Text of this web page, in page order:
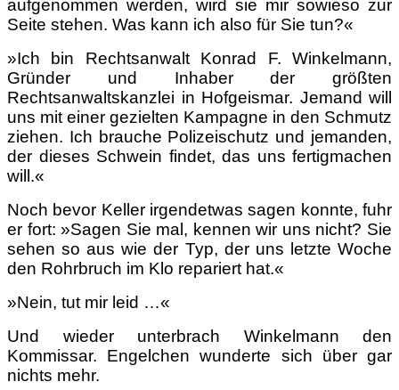
aufgenommen werden, wird sie mir sowieso zur
Seite stehen. Was kann ich also für Sie tun?«
»Ich bin Rechtsanwalt Konrad F. Winkelmann,
Gründer und Inhaber der größten
Rechtsanwaltskanzlei in Hofgeismar. Jemand will
uns mit einer gezielten Kampagne in den Schmutz
ziehen. Ich brauche Polizeischutz und jemanden,
der dieses Schwein findet, das uns fertigmachen
will.«
Noch bevor Keller irgendetwas sagen konnte, fuhr
er fort: »Sagen Sie mal, kennen wir uns nicht? Sie
sehen so aus wie der Typ, der uns letzte Woche
den Rohrbruch im Klo repariert hat.«
»Nein, tut mir leid …«
Und wieder unterbrach Winkelmann den
Kommissar. Engelchen wunderte sich über gar
nichts mehr.